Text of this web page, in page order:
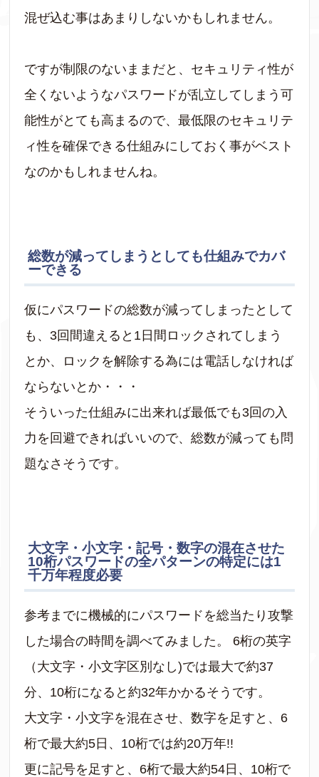
混ぜ込む事はあまりしないかもしれません。
ですが制限のないままだと、セキュリティ性が
全くないようなパスワードが乱立してしまう可
能性がとても高まるので、最低限のセキュリテ
ィ性を確保できる仕組みにしておく事がベスト
なのかもしれませんね。
総数が減ってしまうとしても仕組みでカバ
ーできる
仮にパスワードの総数が減ってしまったとして
も、3回間違えると1日間ロックされてしまう
とか、ロックを解除する為には電話しなければ
ならないとか・・・
そういった仕組みに出来れば最低でも3回の入
力を回避できればいいので、総数が減っても問
題なさそうです。
大文字・小文字・記号・数字の混在させた
10桁パスワードの全パターンの特定には1
千万年程度必要
参考までに機械的にパスワードを総当たり攻撃
した場合の時間を調べてみました。 6桁の英字
（大文字・小文字区別なし)では最大で約37
分、10桁になると約32年かかるそうです。
大文字・小文字を混在させ、数字を足すと、6
桁で最大約5日、10桁では約20万年!!
更に記号を足すと、6桁で最大約54日、10桁で